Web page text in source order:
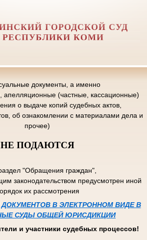
ГОРОДСКОЙ СУД
РЕСПУБЛИКИ КОМИ
документы, а именно
апелляционные (частные, кассационные)
о выдаче копий судебных актов,
об ознакомлении с материалами дела и
прочее)
НЕ ПОДАЮТСЯ
"Обращения граждан",
законодательством предусмотрен иной
их рассмотрения
В ЭЛЕКТРОННОМ ВИДЕ В
СУДЫ ОБЩЕЙ ЮРИСДИКЦИИ
и участники судебных процессов!